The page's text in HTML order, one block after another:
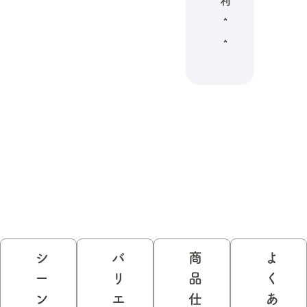
＾
＾
シ
ー
ン
バ
リ
エ
商
品
仕
よ
く
あ